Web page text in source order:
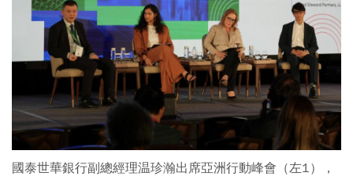
國泰世華銀行副總經理温珍瀚出席亞洲行動峰會（左1），